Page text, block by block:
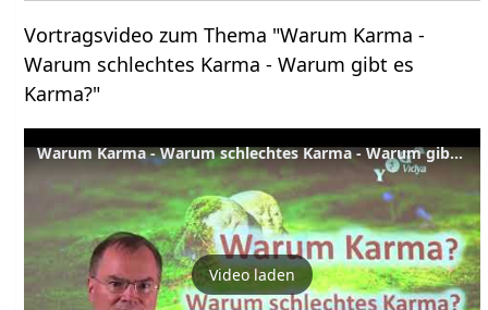
Vortragsvideo zum Thema "Warum Karma -
Warum schlechtes Karma - Warum gibt es
Karma?"
Warum Karma - Warum schlechtes Karma - Warum gibt es Karma ?
Video laden